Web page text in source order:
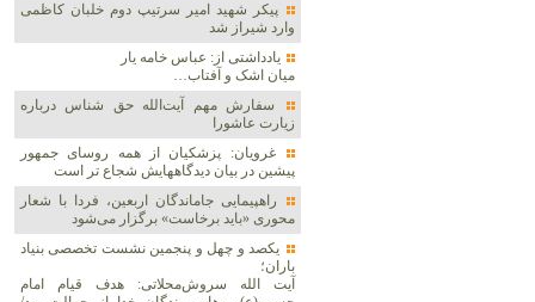
پیکر شهید امیر سرتیپ دوم خلبان کاظمی
وارد شیراز شد
یادداشتی از: عباس خامه یار
میان اشک و آفتاب…
سفارش مهم آیت‌الله حق شناس درباره
زیارت عاشورا
غرویان: پزشکیان از همه روسای جمهور
پیشین در بیان دیدگاههایش شجاع تر است
راهپیمایی جاماندگان اربعین، فردا با شعار
محوری «باید برخاست» برگزار می‌شود
یکصد و چهل و پنجمین نشست تخصصی بنیاد
باران؛
آیت الله سروش‌محلاتی: هدف قیام امام